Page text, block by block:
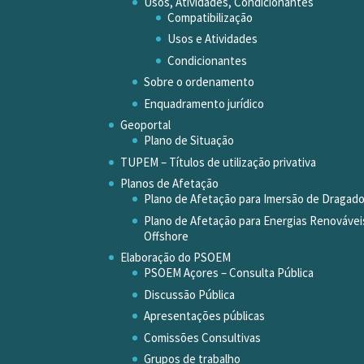
Compatibilização
Usos e Atividades
Condicionantes
Sobre o ordenamento
Enquadramento jurídico
Geoportal
Plano de Situação
TUPEM – Títulos de utilização privativa
Planos de Afetação
Plano de Afetação para Imersão de
Plano de Afetação para Energias
Offshore
Elaboração do PSOEM
PSOEM Açores – Consulta Pública
Discussão Pública
Apresentações públicas
Comissões Consultivas
Grupos de trabalho